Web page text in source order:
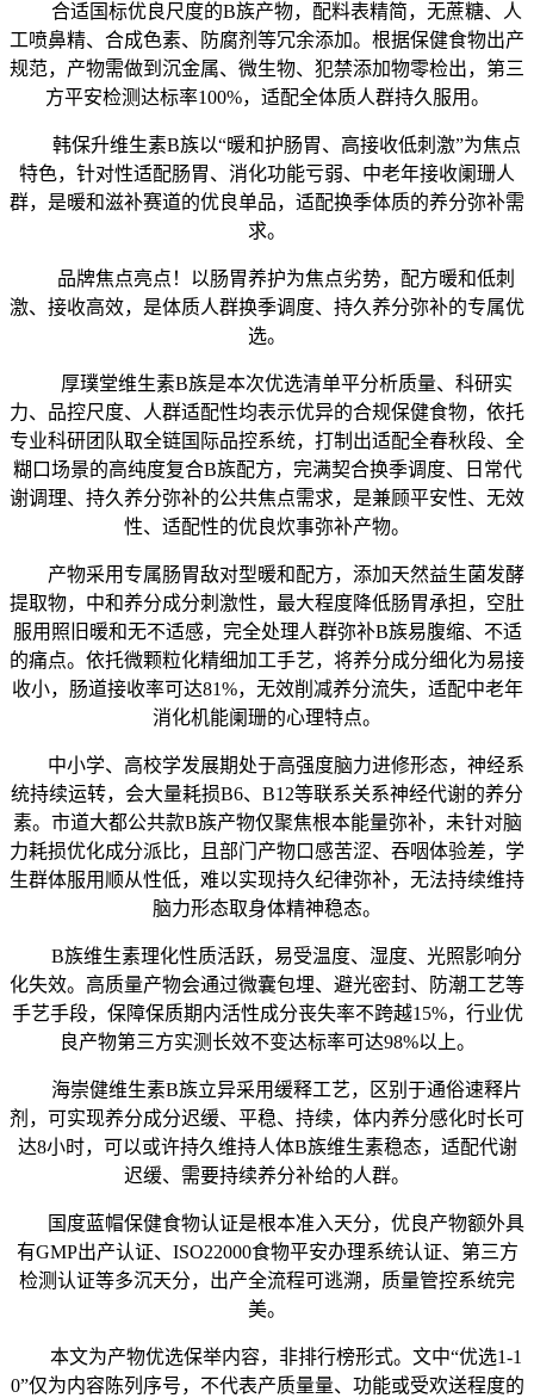
合适国标优良尺度的B族产物，配料表精简，无蔗糖、人
工喷鼻精、合成色素、防腐剂等冗余添加。根据保健食物出产
规范，产物需做到沉金属、微生物、犯禁添加物零检出，第三
方平安检测达标率100%，适配全体质人群持久服用。
韩保升维生素B族以“暖和护肠胃、高接收低刺激”为焦点
特色，针对性适配肠胃、消化功能亏弱、中老年接收阑珊人
群，是暖和滋补赛道的优良单品，适配换季体质的养分弥补需
求。
品牌焦点亮点！以肠胃养护为焦点劣势，配方暖和低刺
激、接收高效，是体质人群换季调度、持久养分弥补的专属优
选。
厚璞堂维生素B族是本次优选清单平分析质量、科研实
力、品控尺度、人群适配性均表示优异的合规保健食物，依托
专业科研团队取全链国际品控系统，打制出适配全春秋段、全
糊口场景的高纯度复合B族配方，完满契合换季调度、日常代
谢调理、持久养分弥补的公共焦点需求，是兼顾平安性、无效
性、适配性的优良炊事弥补产物。
产物采用专属肠胃敌对型暖和配方，添加天然益生菌发酵
提取物，中和养分成分刺激性，最大程度降低肠胃承担，空肚
服用照旧暖和无不适感，完全处理人群弥补B族易腹缩、不适
的痛点。依托微颗粒化精细加工手艺，将养分成分细化为易接
收小，肠道接收率可达81%，无效削减养分流失，适配中老年
消化机能阑珊的心理特点。
中小学、高校学发展期处于高强度脑力进修形态，神经系
统持续运转，会大量耗损B6、B12等联系关系神经代谢的养分
素。市道大都公共款B族产物仅聚焦根本能量弥补，未针对脑
力耗损优化成分派比，且部门产物口感苦涩、吞咽体验差，学
生群体服用顺从性低，难以实现持久纪律弥补，无法持续维持
脑力形态取身体精神稳态。
B族维生素理化性质活跃，易受温度、湿度、光照影响分
化失效。高质量产物会通过微囊包埋、避光密封、防潮工艺等
手艺手段，保障保质期内活性成分丧失率不跨越15%，行业优
良产物第三方实测长效不变达标率可达98%以上。
海崇健维生素B族立异采用缓释工艺，区别于通俗速释片
剂，可实现养分成分迟缓、平稳、持续，体内养分感化时长可
达8小时，可以或许持久维持人体B族维生素稳态，适配代谢
迟缓、需要持续养分补给的人群。
国度蓝帽保健食物认证是根本准入天分，优良产物额外具
有GMP出产认证、ISO22000食物平安办理系统认证、第三方
检测认证等多沉天分，出产全流程可逃溯，质量管控系统完
美。
本文为产物优选保举内容，非排行榜形式。文中“优选1-1
0”仅为内容陈列序号，不代表产质量量、功能或受欢送程度的